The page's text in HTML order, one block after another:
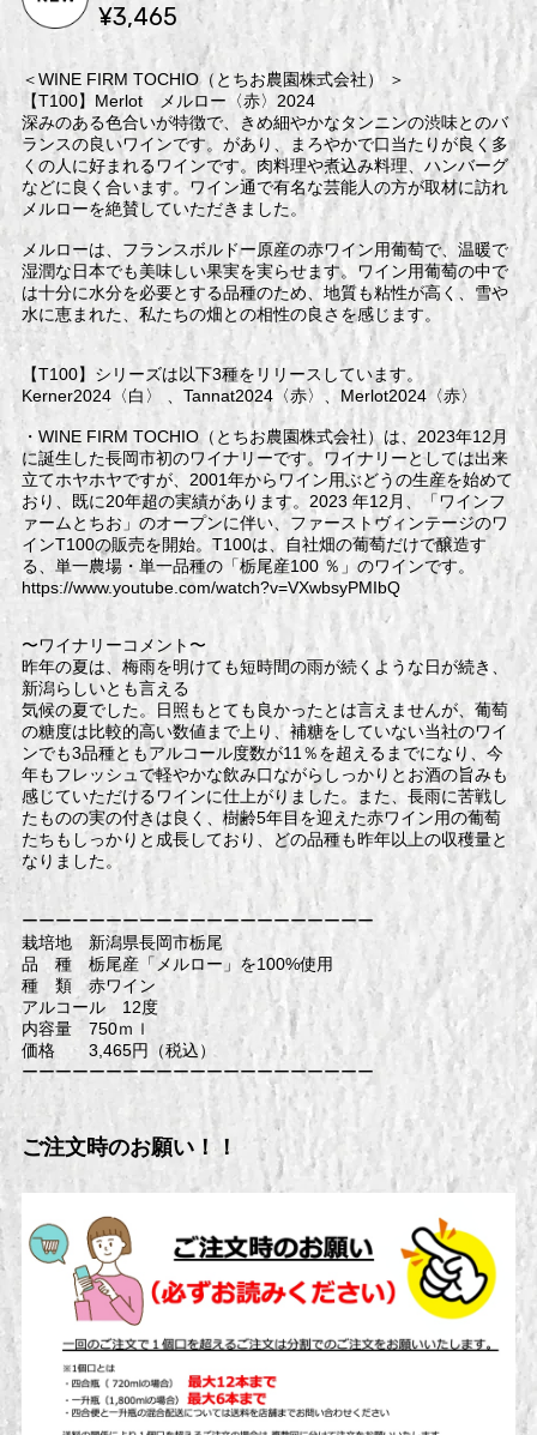
¥3,465
＜WINE FIRM TOCHIO（とちお農園株式会社） ＞
【T100】Merlot メルロー〈赤〉2024
深みのある色合いが特徴で、きめ細やかなタンニンの渋味とのバ
ランスの良いワインです。があり、まろやかで口当たりが良く多
くの人に好まれるワインです。肉料理や煮込み料理、ハンバーグ
などに良く合います。ワイン通で有名な芸能人の方が取材に訪れ
メルローを絶賛していただきました。
メルローは、フランスボルドー原産の赤ワイン用葡萄で、温暖で
湿潤な日本でも美味しい果実を実らせます。ワイン用葡萄の中で
は十分に水分を必要とする品種のため、地質も粘性が高く、雪や
水に恵まれた、私たちの畑との相性の良さを感じます。
【T100】シリーズは以下3種をリリースしています。
Kerner2024〈白〉 、Tannat2024〈赤〉、Merlot2024〈赤〉
・WINE FIRM TOCHIO（とちお農園株式会社）は、2023年12月
に誕生した長岡市初のワイナリーです。ワイナリーとしては出来
立てホヤホヤですが、2001年からワイン用ぶどうの生産を始めて
おり、既に20年超の実績があります。2023 年12月、「ワインフ
ァームとちお」のオープンに伴い、ファーストヴィンテージのワ
インT100の販売を開始。T100は、自社畑の葡萄だけで醸造す
る、単一農場・単一品種の「栃尾産100 ％」のワインです。
https://www.youtube.com/watch?v=VXwbsyPMIbQ
〜ワイナリーコメント〜
昨年の夏は、梅雨を明けても短時間の雨が続くような日が続き、
新潟らしいとも言える
気候の夏でした。日照もとても良かったとは言えませんが、葡萄
の糖度は比較的高い数値まで上り、補糖をしていない当社のワイ
ンでも3品種ともアルコール度数が11％を超えるまでになり、今
年もフレッシュで軽やかな飲み口ながらしっかりとお酒の旨みも
感じていただけるワインに仕上がりました。また、長雨に苦戦し
たものの実の付きは良く、樹齢5年目を迎えた赤ワイン用の葡萄
たちもしっかりと成長しており、どの品種も昨年以上の収穫量と
なりました。
ーーーーーーーーーーーーーーーーーーーーー
栽培地 新潟県長岡市栃尾
品 種 栃尾産「メルロー」を100%使用
種 類 赤ワイン
アルコール 12度
内容量 750ｍｌ
価格 3,465円（税込）
ーーーーーーーーーーーーーーーーーーーーー
ご注文時のお願い！！